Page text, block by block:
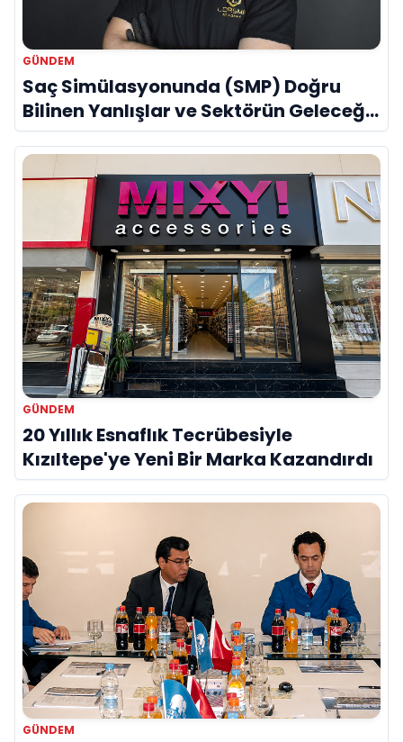
GÜNDEM
Saç Simülasyonunda (SMP) Doğru
Bilinen Yanlışlar ve Sektörün Geleceği:
Onur Akdeniz ile Özel Röportaj
GÜNDEM
20 Yıllık Esnaflık Tecrübesiyle
Kızıltepe'ye Yeni Bir Marka Kazandırdı
GÜNDEM